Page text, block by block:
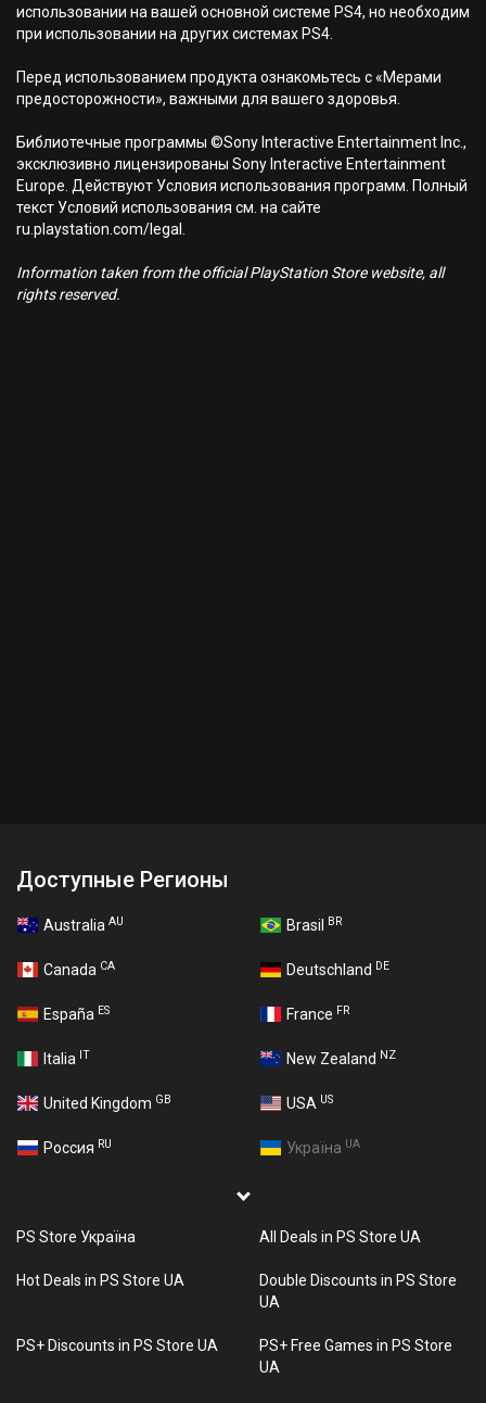
использовании на вашей основной системе PS4, но необходим
при использовании на других системах PS4.
Перед использованием продукта ознакомьтесь с «Мерами
предосторожности», важными для вашего здоровья.
Библиотечные программы ©Sony Interactive Entertainment Inc.,
эксклюзивно лицензированы Sony Interactive Entertainment
Europe. Действуют Условия использования программ. Полный
текст Условий использования см. на сайте
ru.playstation.com/legal.
Information taken from the official PlayStation Store website, all
rights reserved.
Доступные Регионы
Australia AU Brasil BR
Canada CA Deutschland DE
España ES France FR
Italia IT New Zealand NZ
United Kingdom GB USA US
Россия RU Україна UA
PS Store Україна All Deals in PS Store UA
Hot Deals in PS Store UA
Double Discounts in PS Store
UA
PS+ Discounts in PS Store UA
PS+ Free Games in PS Store
UA